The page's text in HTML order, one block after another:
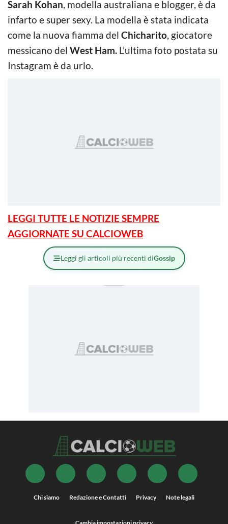
Sarah Kohan, modella australiana e blogger, è da
infarto e super sexy. La modella è stata indicata
come la nuova fiamma del Chicharito, giocatore
messicano del West Ham. L’ultima foto postata su
Instagram è da urlo.
LEGGI TUTTE LE NOTIZIE SEMPRE
AGGIORNATE SU CALCIOWEB
Leggi gli articoli più recenti diGossip
Chi siamo Redazione e Contatti Privacy Note legali